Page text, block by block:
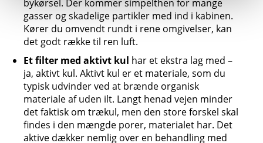
bykørsel. Der kommer simpelthen for mange
gasser og skadelige partikler med ind i kabinen.
Kører du omvendt rundt i rene omgivelser, kan
det godt række til ren luft.
Et filter med aktivt kul har et ekstra lag med –
ja, aktivt kul. Aktivt kul er et materiale, som du
typisk udvinder ved at brænde organisk
materiale af uden ilt. Langt henad vejen minder
det faktisk om trækul, men den store forskel skal
findes i den mængde porer, materialet har. Det
aktive dækker nemlig over en behandling med